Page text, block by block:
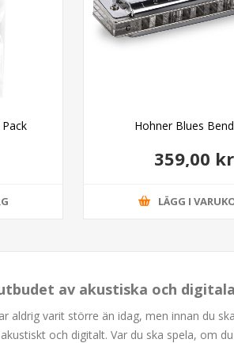
Hohner Blues
359,00 kr
LÄGG I
av akustiska och
aldrig varit större än idag, men innan du
och digitalt. Var du ska spela, om